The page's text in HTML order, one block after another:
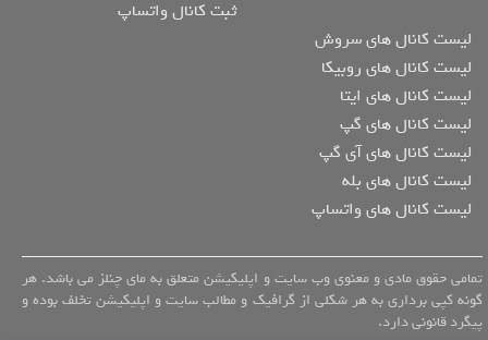
ثبت کانال واتساپ
لیست کانال های سروش
لیست کانال های روبیکا
لیست کانال های ایتا
لیست کانال های گپ
لیست کانال های آی گپ
لیست کانال های بله
لیست کانال های واتساپ
تمامی حقوق مادی و معنوی وب سایت و اپلیکیشن متعلق به مای چنلز می باشد. هر
گونه کپی برداری به هر شکلی از گرافیک و مطالب سایت و اپلیکیشن تخلف بوده و
پیگرد قانونی دارد.